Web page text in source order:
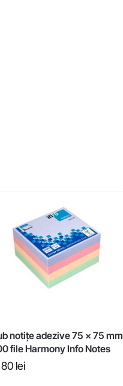
notițe adezive 75 x 75 mm
file Harmony Info Notes
lei